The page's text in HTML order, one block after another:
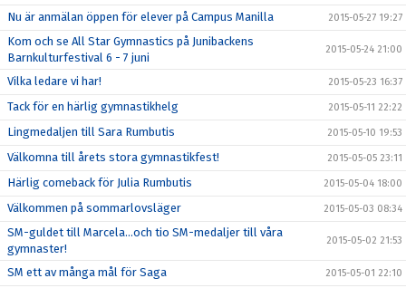
Nu är anmälan öppen för elever på Campus Manilla 2015-05-27 19:27
Kom och se All Star Gymnastics på Junibackens
Barnkulturfestival 6 - 7 juni
2015-05-24 21:00
Vilka ledare vi har! 2015-05-23 16:37
Tack för en härlig gymnastikhelg 2015-05-11 22:22
Lingmedaljen till Sara Rumbutis 2015-05-10 19:53
Välkomna till årets stora gymnastikfest! 2015-05-05 23:11
Härlig comeback för Julia Rumbutis 2015-05-04 18:00
Välkommen på sommarlovsläger 2015-05-03 08:34
SM-guldet till Marcela...och tio SM-medaljer till våra
gymnaster!
2015-05-02 21:53
SM ett av många mål för Saga 2015-05-01 22:10